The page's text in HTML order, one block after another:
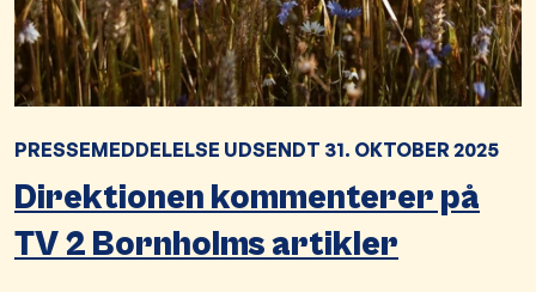
PRESSEMEDDELELSE UDSENDT 31. OKTOBER 2025
Direktionen kommenterer på
TV 2 Bornholms artikler